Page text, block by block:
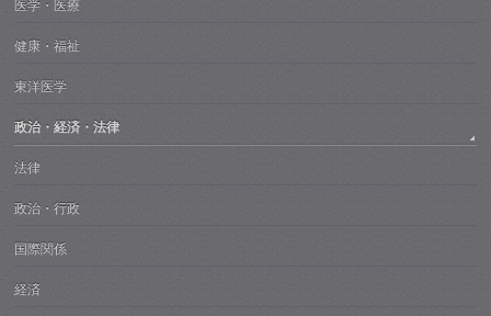
医学・医療
健康・福祉
東洋医学
政治・経済・法律
法律
政治・行政
国際関係
経済